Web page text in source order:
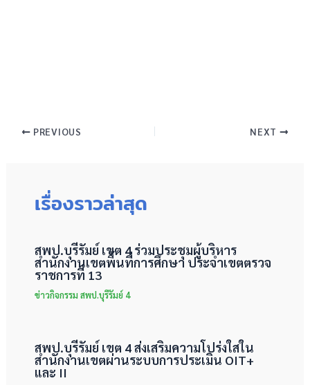
PREVIOUS NEXT
เรื่องราวล่าสุด
สพป.บุรีรัมย์ เขต 4 ร่วมประชุมผู้บริหาร
สำนักงานเขตพื้นที่การศึกษา ประจำเขตตรวจ
ราชการที่ 13
ข่าวกิจกรรม สพป.บุรีรัมย์ 4
สพป.บุรีรัมย์ เขต 4 ส่งเสริมความโปร่งใสใน
สำนักงานเขตผ่านระบบการประเมิน OIT+
และ II